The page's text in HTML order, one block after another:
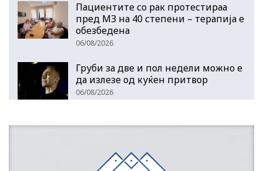
Пациентите со рак протестираа
пред МЗ на 40 степени – терапија е
обезбедена
06/08/2026
Груби за две и пол недели можно е
да излезе од куќен притвор
06/08/2026